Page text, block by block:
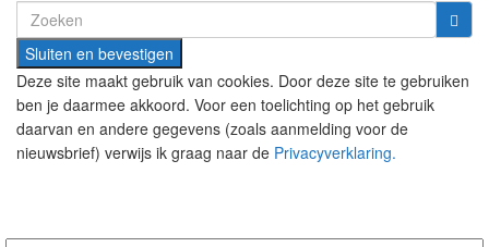
Search
for:
Deze site maakt gebruik van cookies. Door deze site te gebruiken
ben je daarmee akkoord. Voor een toelichting op het gebruik
daarvan en andere gegevens (zoals aanmelding voor de
nieuwsbrief) verwijs ik graag naar de Privacyverklaring.